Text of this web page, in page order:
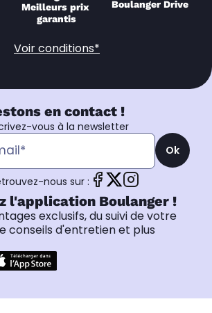
Meilleurs prix
garantis
Boulanger Drive
Voir conditions*
en contact !
vous à la newsletter
Ok
nous sur :
l'application Boulanger !
exclusifs, du suivi de votre
conseils d'entretien et plus